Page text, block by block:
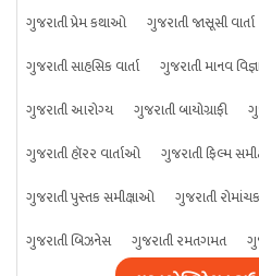
ગુજરાતી પ્રેમ કથાઓ
ગુજરાતી જાસૂસી વાર્તા
ગુજરાતી સાહસિક વાર્તા
ગુજરાતી માનવ
ગુજરાતી આરોગ્ય
ગુજરાતી બાયોગ્રાફી
ગુજરાતી હૉરર વાર્તાઓ
ગુજરાતી ફિલ્મ
ગુજરાતી પુસ્તક સમીક્ષાઓ
ગુજરાતી રોમાંચક
ગુજરાતી બિઝનેસ
ગુજરાતી રમતગમત